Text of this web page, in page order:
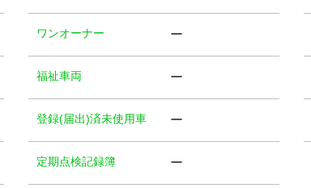
ワンオーナー ー
福祉⾞両 ー
登録(届出)済未使用車 ー
定期点検記録簿 ー